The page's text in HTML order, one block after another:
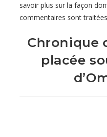
savoir plus sur la façon
commentaires sont traitées
Chronique
placée